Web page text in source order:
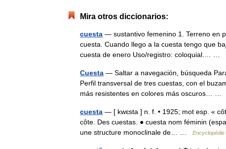
Mira otros diccionarios:
cuesta — sustantivo femenino 1. Terreno en
cuesta. Cuando llego a la cuesta tengo que
cuesta de enero Uso/registro: coloquial.… …
Cuesta — Saltar a navegación, búsqueda
Perfil transversal de tres cuestas, con el
más resistentes en colores más oscuros… …
cuesta — [ kwɛsta ] n. f. • 1925; mot esp. «
côte. Des cuestas. ● cuesta nom féminin
une structure monoclinale de… …
Encyclopédie